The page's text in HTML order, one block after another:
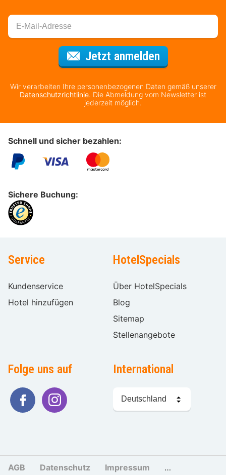
Jetzt anmeldenFür den
Wir verarbeiten Ihre personenbezogenen Daten gemäß unserer
Datenschutzrichtlinie. Die Abmeldung vom Newsletter ist
jederzeit möglich.
Schnell und sicher bezahlen:
Sichere Buchung:
Service
Kundenservice
Hotel hinzufügen
HotelSpecials
Über HotelSpecials
Blog
Sitemap
Stellenangebote
Folge uns auf International
wählen
AGB Datenschutz Impressum Cookies und